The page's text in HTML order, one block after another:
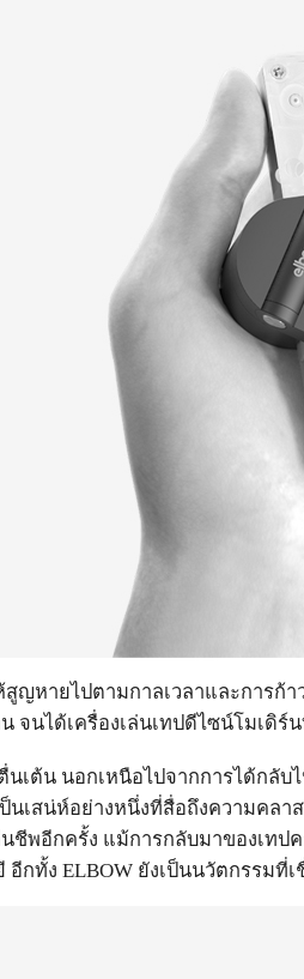
ญหายไปตามกาลเวลาและการก้
จนได้เครื่องเล่นเทปดีไซน์โมเดิ
นเต้น นอกเหนือไปจากการได้กลั
นเสน่ห์อย่างหนึ่งที่สื่อถึงความคล
ชีพอีกครั้ง แม้การกลับมาของเทป
อีกทั้ง ELBOW ยังเป็นนวัตกรรม